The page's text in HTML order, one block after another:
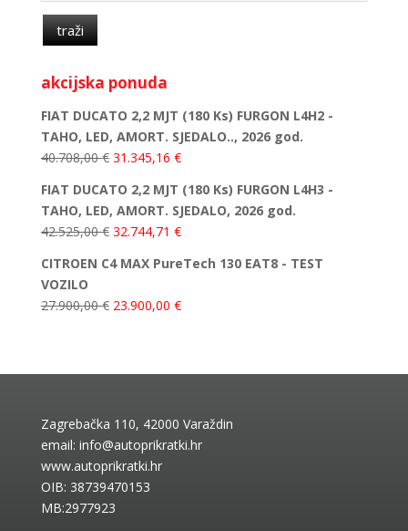
traži
akcijska ponuda
FIAT DUCATO 2,2 MJT (180 Ks) FURGON L4H2 -
TAHO, LED, AMORT. SJEDALO.., 2026 god.
40.708,00€ 31.345,16 €
FIAT DUCATO 2,2 MJT (180 Ks) FURGON L4H3 -
TAHO, LED, AMORT. SJEDALO, 2026 god.
42.525,00€ 32.744,71 €
CITROEN C4 MAX PureTech 130 EAT8 - TEST
VOZILO
27.900,00€ 23.900,00 €
Zagrebačka 110, 42000 Varaždin
email: info@autoprikratki.hr
www.autoprikratki.hr
OIB: 38739470153
MB:2977923